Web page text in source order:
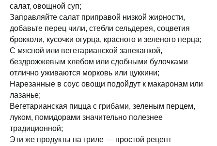
салат, овощной суп;
Заправляйте салат приправой низкой жирности,
добавьте перец чили, стебли сельдерея, соцветия
брокколи, кусочки огурца, красного и зеленого перца;
С мясной или вегетарианской запеканкой,
бездрожжевым хлебом или сдобными булочками
отлично уживаются морковь или цуккини;
Нарезанные в соус овощи подойдут к макаронам или
лазанье;
Вегетарианская пицца с грибами, зеленым перцем,
луком, помидорами значительно полезнее
традиционной;
Эти же продукты на гриле — простой рецепт